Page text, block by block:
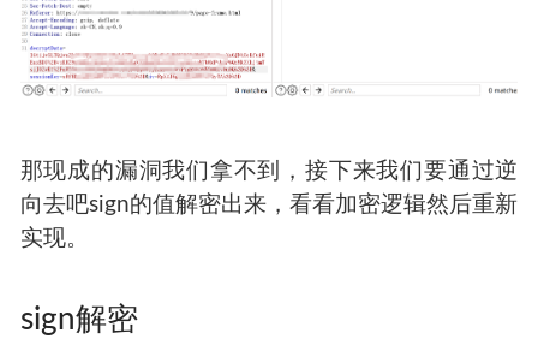
那现成的漏洞我们拿不到，接下来我们要通过逆
向去吧sign的值解密出来，看看加密逻辑然后重新
实现。
sign解密